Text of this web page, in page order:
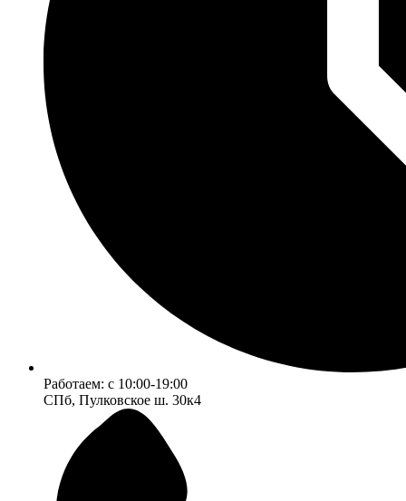
Работаем: c 10:00-19:00
СПб, Пулковское ш. 30к4